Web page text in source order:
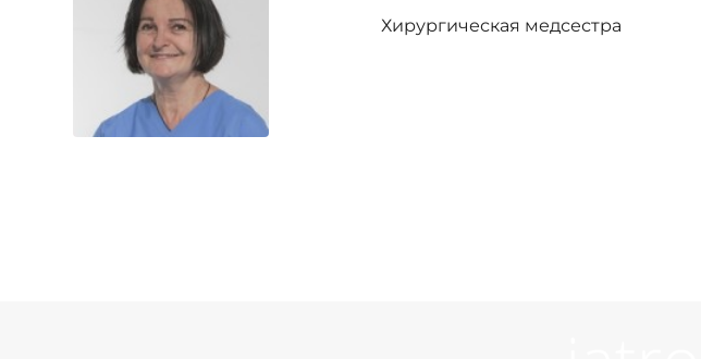
Хирургическая медсестра